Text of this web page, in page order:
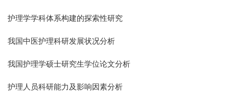
护理学学科体系构建的探索性研究
我国中医护理科研发展状况分析
我国护理学硕士研究生学位论文分析
护理人员科研能力及影响因素分析